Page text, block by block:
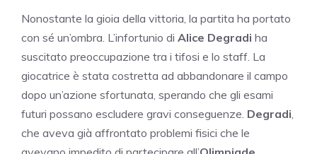
Nonostante la gioia della vittoria, la partita ha portato
con sé un’ombra. L’infortunio di Alice Degradi ha
suscitato preoccupazione tra i tifosi e lo staff. La
giocatrice è stata costretta ad abbandonare il campo
dopo un’azione sfortunata, sperando che gli esami
futuri possano escludere gravi conseguenze. Degradi
che aveva già affrontato problemi fisici che le